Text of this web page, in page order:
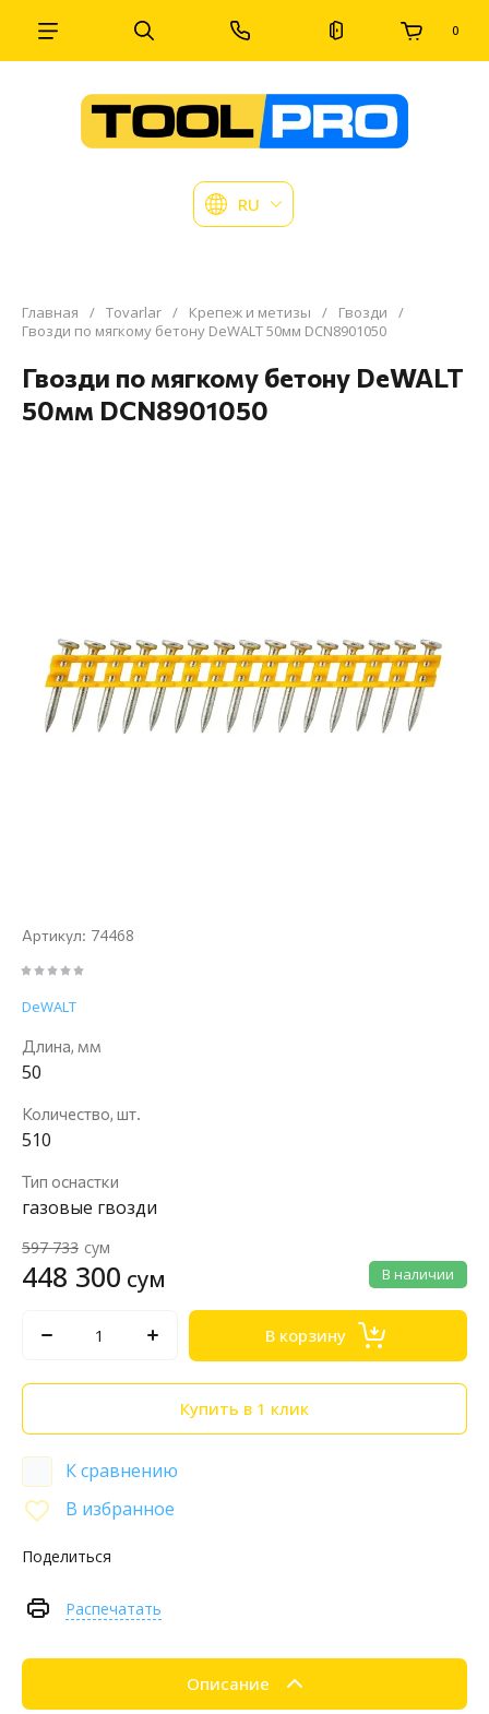
RU
0
Главная / Tovarlar / Крепеж и метизы / Гвозди
/
Гвозди по мягкому бетону DeWALT 50мм DCN8901050
Гвозди по мягкому бетону DeWALT
50мм DCN8901050
Артикул: 74468
DeWALT
Длина, мм
50
Количество, шт.
510
Тип оснастки
газовые гвозди
В наличии
597 733 сум
448 300 сум
В корзину
Купить в 1 клик
К сравнению
В избранное
Поделиться
Распечатать
Описание